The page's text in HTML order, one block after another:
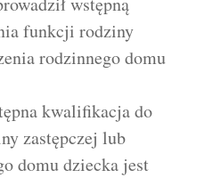
funkcji rodziny
rodzinnego domu
kwalifikacja do
zastępczej lub
domu dziecka jest